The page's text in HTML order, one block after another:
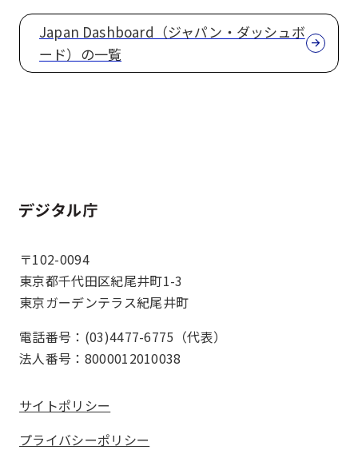
Japan Dashboard（ジャパン・ダッシュボ
ード）の一覧
ホーム
〒102-0094
東京都千代田区紀尾井町1-3
東京ガーデンテラス紀尾井町
電話番号：(03)4477-6775（代表）
法人番号：8000012010038
サイトポリシー
プライバシーポリシー